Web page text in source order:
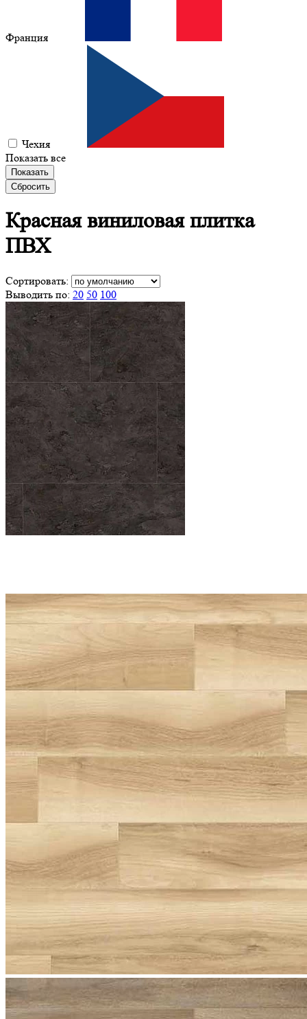
Франция
Чехия
Показать все
Показать
Сбросить
Красная виниловаяплитка
ПВХ
Сортировать:
Выводить по: 20 50 100